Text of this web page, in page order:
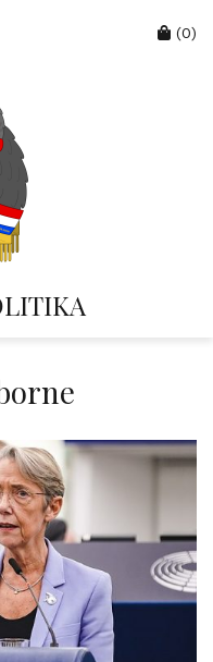
Cart
(0)